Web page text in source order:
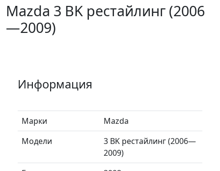
Mazda 3 BK рестайлинг (2006
—2009)
Информация
Марки
Mazda
Модели
3 BK рестайлинг (2006—
2009)